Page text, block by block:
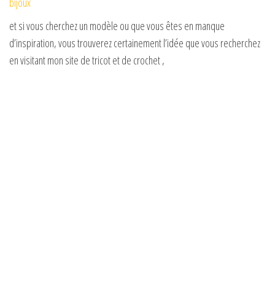
et si vous cherchez un modèle ou que vous êtes en manque
d’inspiration, vous trouverez certainement l’idée que vous recherchez
en visitant mon site de tricot et de crochet ,